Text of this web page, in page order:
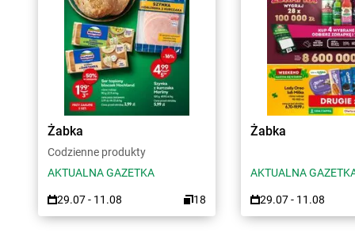
Żabka
Codzienne produkty
AKTUALNA GAZETKA
29.07 - 11.08 18
Żabka
AKTUALNA
29.07 - 11.08